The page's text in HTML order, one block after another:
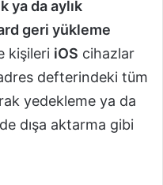
ya da aylık
geri yükleme
kişileri iOS cihazlar
defterindeki tüm
yedekleme ya da
dışa aktarma gibi